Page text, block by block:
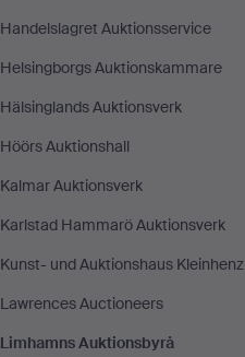
Handelslagret Auktionsservice
Helsingborgs Auktionskammare
Hälsinglands Auktionsverk
Höörs Auktionshall
Kalmar Auktionsverk
Karlstad Hammarö Auktionsverk
Kunst- und Auktionshaus Kleinhenz
Lawrences Auctioneers
Limhamns Auktionsbyrå